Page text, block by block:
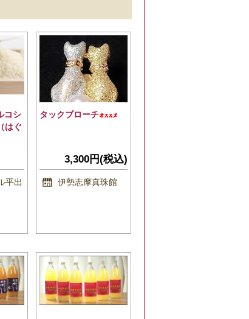
コシ
はぐ
平出
タックブローチ
3,300円(税込)
伊勢志摩真珠館